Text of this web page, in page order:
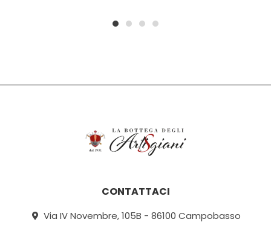
CONTATTACI
Via IV Novembre, 105B - 86100 Campobasso